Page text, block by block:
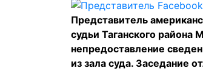
Представитель
судьи Таганского
непредоставление
из зала суда. Заседание